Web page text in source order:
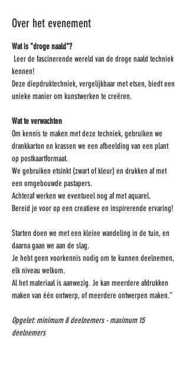
Over het evenement
Wat is "droge naald"?
kennen!
Deze diepdruktechniek, vergelijkbaar met etsen, biedt een
unieke manier om kunstwerken te creëren.
Wat te verwachten
Om kennis te maken met deze techniek, gebruiken we
drankkarton en krassen we een afbeelding van een plant
op postkaartformaat.
We gebruiken etsinkt (zwart of kleur) en drukken af met
een omgebouwde pastapers.
Achteraf werken we eventueel nog af met aquarel.
Bereid je voor op een creatieve en inspirerende ervaring!
Starten doen we met een kleine wandeling in de tuin, en
daarna gaan we aan de slag.
Je hebt geen voorkennis nodig om te kunnen deelnemen,
elk niveau welkom.
Al het materiaal is aanwezig. Je kan meerdere afdrukken
maken van één ontwerp, of meerdere ontwerpen maken.”
Opgelet: minimum 8 deelnemers - maximum 15
deelnemers